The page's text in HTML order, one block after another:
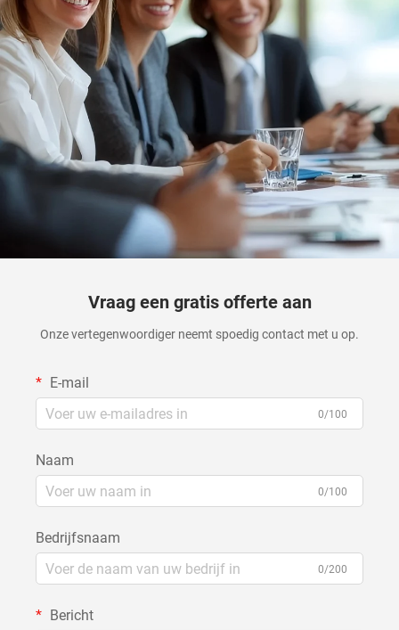
Vraag een gratis offerte aan
Onze vertegenwoordiger neemt spoedig contact met u op.
E-mail
0/100
Naam
0/100
Bedrijfsnaam
0/200
Bericht